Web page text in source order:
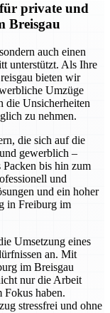
private und
Breisgau
auch einen
unterstützt. Als Ihre
bieten wir
Umzüge
die Unsicherheiten
zu nehmen.
die sich auf die
gewerblich –
Packen bis hin zum
und
und ein hoher
in Freiburg im
Umsetzung eines
an. Mit
im Breisgau
nur die Arbeit
Fokus haben.
stressfrei und ohne